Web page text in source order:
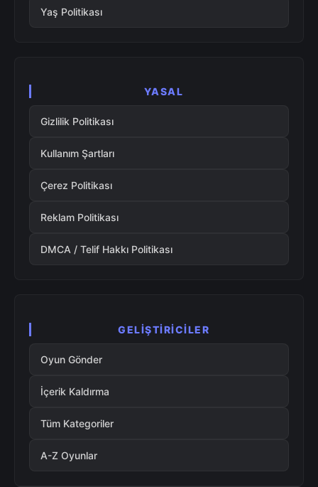
Yaş Politikası
YASAL
Gizlilik Politikası
Kullanım Şartları
Çerez Politikası
Reklam Politikası
DMCA / Telif Hakkı Politikası
GELIŞTIRICILER
Oyun Gönder
İçerik Kaldırma
Tüm Kategoriler
A-Z Oyunlar